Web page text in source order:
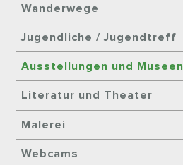
Wanderwege
Jugendliche / Jugendtreff
Ausstellungen und Museen
Literatur und Theater
Malerei
Webcams